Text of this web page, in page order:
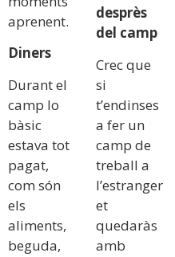
aprenent.
Diners
Durant el
camp lo
bàsic
estava tot
pagat,
com són
els
aliments,
beguda,
desprès
del camp
Crec que
si
t’endinses
a fer un
camp de
treball a
l’estranger
et
quedaràs
amb